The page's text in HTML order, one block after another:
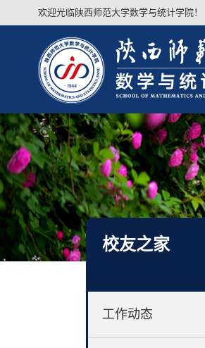
欢迎光临陕西师范大学数学与统计学院！
校友之家
工作动态